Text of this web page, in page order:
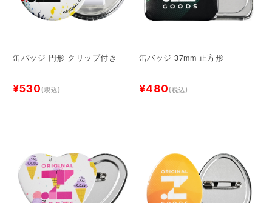
缶バッジ 円形 クリップ付き
¥530(税込)
缶バッジ 37mm 正方形
¥480(税込)